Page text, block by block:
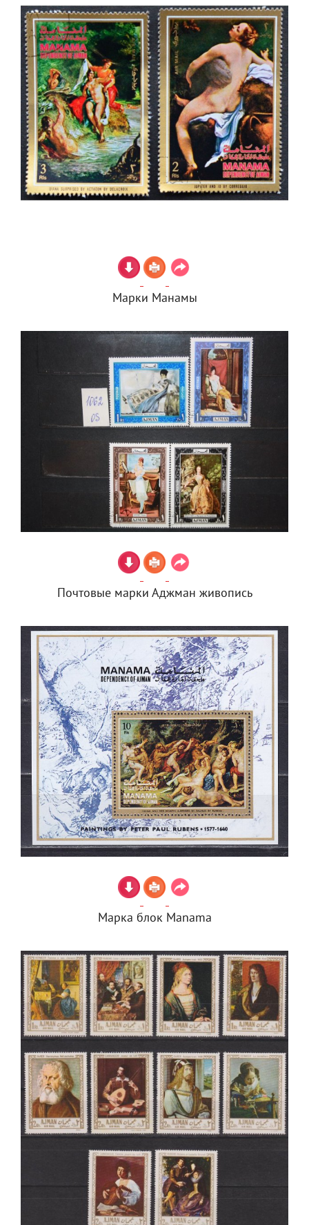
Марки Манамы
Почтовые марки Аджман живопись
Марка блок Manama